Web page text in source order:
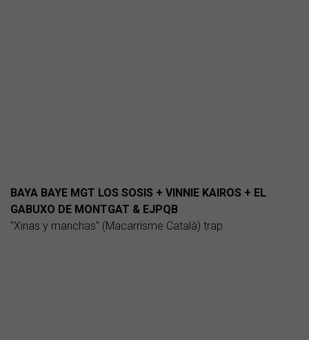
BAYA BAYE MGT LOS SOSIS + VINNIE KAIROS + EL
GABUXO DE MONTGAT & EJPQB
"Xinas y manchas" (Macarrisme Català) trap